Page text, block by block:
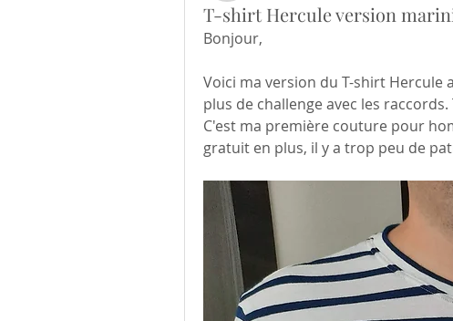
T-shirt Hercule version
Bonjour,
Voici ma version du T-shirt Hercule
plus de challenge avec les
C'est ma première couture pour
gratuit en plus, il y a trop peu de